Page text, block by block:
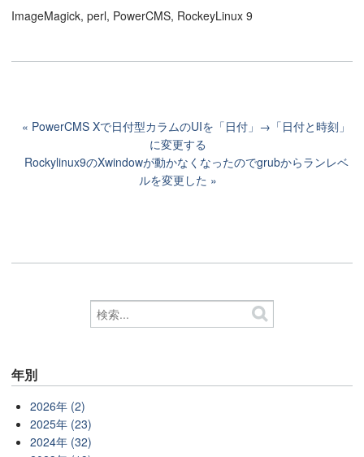
ImageMagick, perl, PowerCMS, RockeyLinux 9
PowerCMS Xで日付型カラムのUIを「日付」→「日付と時刻」
に変更する
Rockylinux9のXwindowが動かなくなったのでgrubからランレベ
ルを変更した
年別
2026年 (2)
2025年 (23)
2024年 (32)